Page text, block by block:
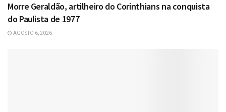
Morre Geraldão, artilheiro do Corinthians na conquista
do Paulista de 1977
AGOSTO 6, 2026